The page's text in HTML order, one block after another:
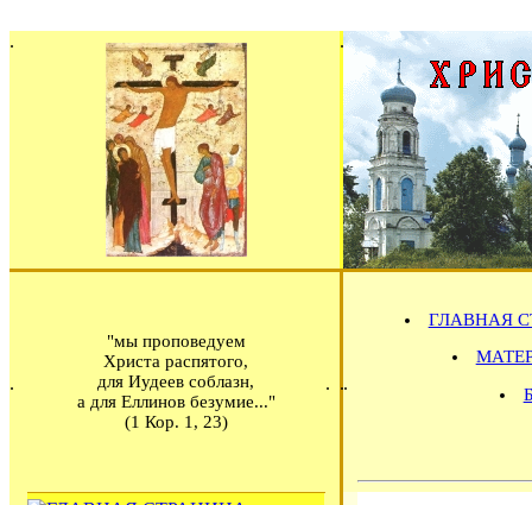
"мы проповедуем
Христа распятого,
для Иудеев соблазн,
а для Еллинов безумие..."
(1 Кор. 1, 23)
ГЛАВНАЯ